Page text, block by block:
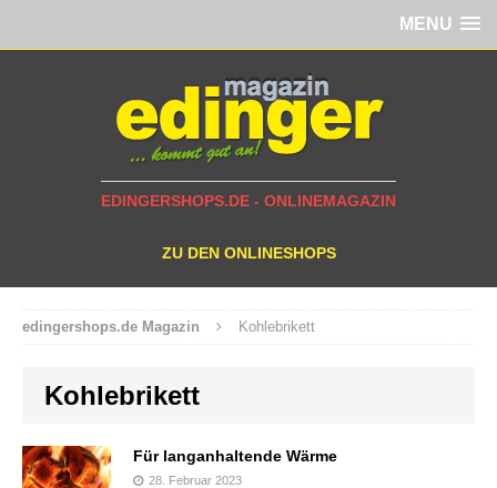
MENU
EDINGERSHOPS.DE - ONLINEMAGAZIN
ZU DEN ONLINESHOPS
edingershops.de Magazin Kohlebrikett
Kohlebrikett
Für langanhaltende Wärme
28. Februar 2023